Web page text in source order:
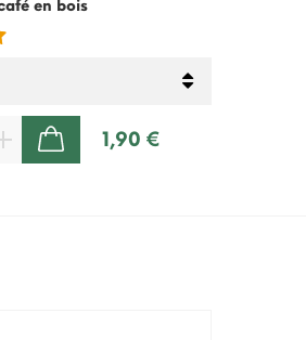
en bois
1,90 €